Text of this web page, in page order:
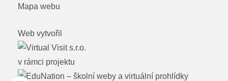
Mapa webu
Web vytvořil
v rámci projektu